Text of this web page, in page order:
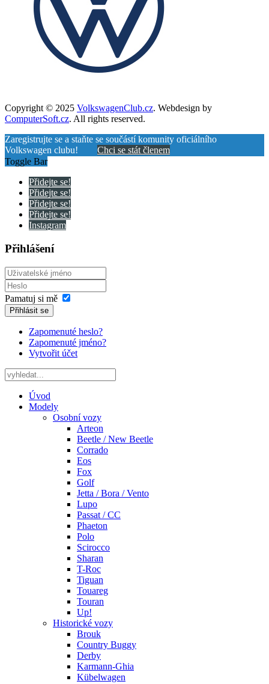
Copyright © 2025 VolkswagenClub.cz. Webdesign by
ComputerSoft.cz. All rights reserved.
Zaregistrujte se a staňte se součástí komunity oficiálního
Volkswagen clubu! Chci se stát členem
Toggle Bar
Přidejte se!
Přidejte se!
Přidejte se!
Přidejte se!
Instagram
Přihlášení
Pamatuj si mě
Přihlásit se
Zapomenuté heslo?
Zapomenuté jméno?
Vytvořit účet
Úvod
Modely
Osobní vozy
Arteon
Beetle / New Beetle
Corrado
Eos
Fox
Golf
Jetta / Bora / Vento
Lupo
Passat / CC
Phaeton
Polo
Scirocco
Sharan
T-Roc
Tiguan
Touareg
Touran
Up!
Historické vozy
Brouk
Country Buggy
Derby
Karmann-Ghia
Kübelwagen